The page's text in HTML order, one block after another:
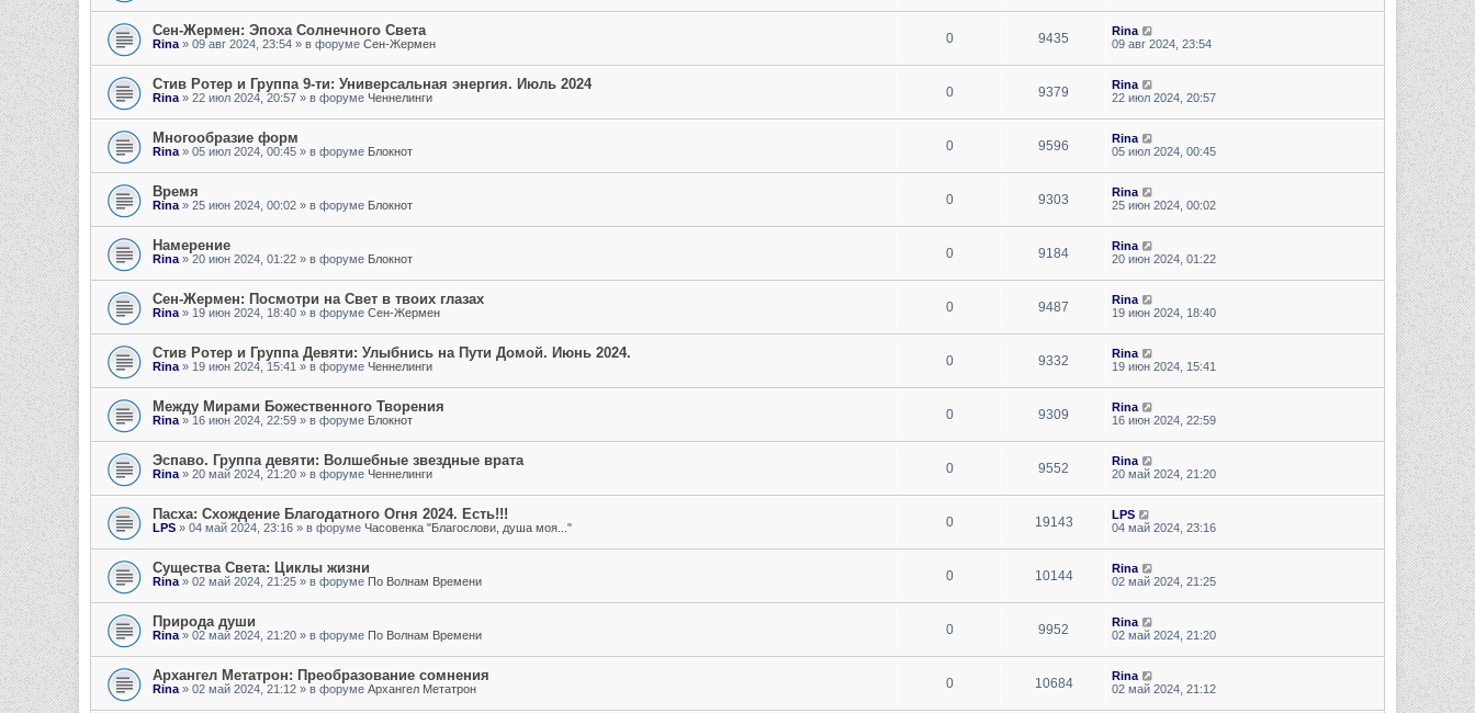
Сен-Жермен: Эпоха Солнечного Света
Rina » 09 авг 2024, 23:54 » в форуме Сен-Жермен 0 9435
Rina
09 авг 2024, 23:54
Стив Ротер и Группа 9-ти: Универсальная энергия. Июль 2024
Rina » 22 июл 2024, 20:57 » в форуме Ченнелинги 0 9379
Rina
22 июл 2024, 20:57
Многообразие форм
Rina » 05 июл 2024, 00:45 » в форуме Блокнот 0 9596
Rina
05 июл 2024, 00:45
Время
Rina » 25 июн 2024, 00:02 » в форуме Блокнот 0 9303
Rina
25 июн 2024, 00:02
Намерение
Rina » 20 июн 2024, 01:22 » в форуме Блокнот 0 9184
Rina
20 июн 2024, 01:22
Сен-Жермен: Посмотри на Свет в твоих глазах
Rina » 19 июн 2024, 18:40 » в форуме Сен-Жермен 0 9487
Rina
19 июн 2024, 18:40
Стив Ротер и Группа Девяти: Улыбнись на Пути Домой. Июнь 2024.
Rina » 19 июн 2024, 15:41 » в форуме Ченнелинги 0 9332
Rina
19 июн 2024, 15:41
Между Мирами Божественного Творения
Rina » 16 июн 2024, 22:59 » в форуме Блокнот 0 9309
Rina
16 июн 2024, 22:59
Эспаво. Группа девяти: Волшебные звездные врата
Rina » 20 май 2024, 21:20 » в форуме Ченнелинги 0 9552
Rina
20 май 2024, 21:20
Пасха: Схождение Благодатного Огня 2024. Есть!!!
LPS » 04 май 2024, 23:16 » в форуме Часовенка "Благослови, душа моя..." 0 19143
LPS
04 май 2024, 23:16
Существа Света: Циклы жизни
Rina » 02 май 2024, 21:25 » в форуме По Волнам Времени 0 10144
Rina
02 май 2024, 21:25
Природа души
Rina » 02 май 2024, 21:20 » в форуме По Волнам Времени 0 9952
Rina
02 май 2024, 21:20
Архангел Метатрон: Преобразование сомнения
Rina » 02 май 2024, 21:12 » в форуме Архангел Метатрон 0 10684
Rina
02 май 2024, 21:12